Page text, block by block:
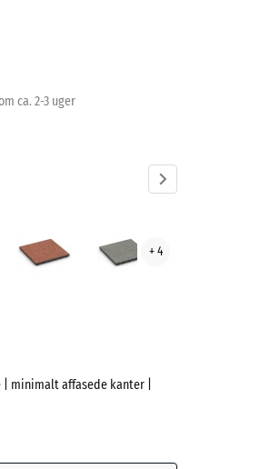
ca. 2-3 uger
græs
granit
+ 4
minimalt affasede kanter |